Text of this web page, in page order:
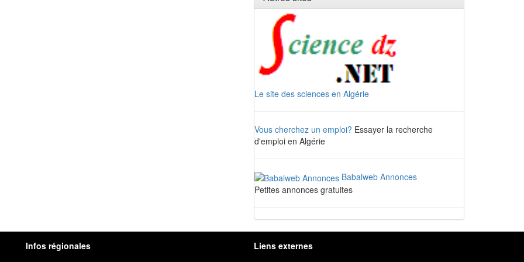
Le site des sciences en Algérie
Vous cherchez un emploi? Essayer la recherche
d'emploi en Algérie
Babalweb Annonces
Petites annonces gratuites
Infos régionales Liens externes